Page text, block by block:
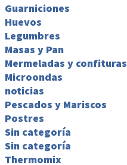
Guarniciones
Huevos
Legumbres
Masas y Pan
Mermeladas y confituras
Microondas
noticias
Pescados y Mariscos
Postres
Sin categoría
Sin categoría
Thermomix